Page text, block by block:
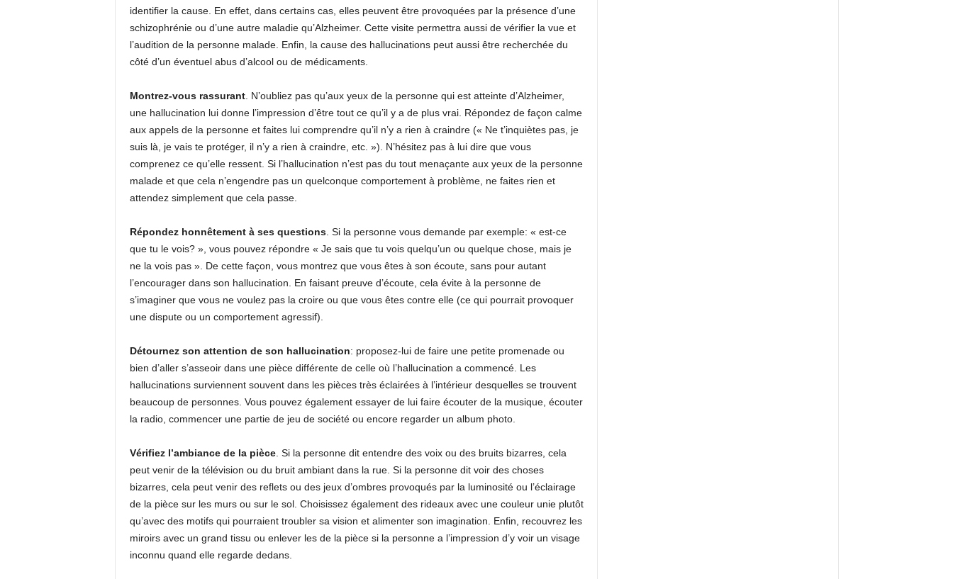
identifier la cause. En effet, dans certains cas, elles peuvent être provoquées par la présence d’une
schizophrénie ou d’une autre maladie qu’Alzheimer. Cette visite permettra aussi de vérifier la vue et
l’audition de la personne malade. Enfin, la cause des hallucinations peut aussi être recherchée du
côté d’un éventuel abus d’alcool ou de médicaments.
Montrez-vous rassurant. N’oubliez pas qu’aux yeux de la personne qui est atteinte d’Alzheimer,
une hallucination lui donne l’impression d’être tout ce qu’il y a de plus vrai. Répondez de façon calme
aux appels de la personne et faites lui comprendre qu’il n’y a rien à craindre (« Ne t’inquiètes pas, je
suis là, je vais te protéger, il n’y a rien à craindre, etc. »). N’hésitez pas à lui dire que vous
comprenez ce qu’elle ressent. Si l’hallucination n’est pas du tout menaçante aux yeux de la personne
malade et que cela n’engendre pas un quelconque comportement à problème, ne faites rien et
attendez simplement que cela passe.
Répondez honnêtement à ses questions. Si la personne vous demande par exemple: « est-ce
que tu le vois? », vous pouvez répondre « Je sais que tu vois quelqu’un ou quelque chose, mais je
ne la vois pas ». De cette façon, vous montrez que vous êtes à son écoute, sans pour autant
l’encourager dans son hallucination. En faisant preuve d’écoute, cela évite à la personne de
s’imaginer que vous ne voulez pas la croire ou que vous êtes contre elle (ce qui pourrait provoquer
une dispute ou un comportement agressif).
Détournez son attention de son hallucination: proposez-lui de faire une petite promenade ou
bien d’aller s’asseoir dans une pièce différente de celle où l’hallucination a commencé. Les
hallucinations surviennent souvent dans les pièces très éclairées à l’intérieur desquelles se trouvent
beaucoup de personnes. Vous pouvez également essayer de lui faire écouter de la musique, écouter
la radio, commencer une partie de jeu de société ou encore regarder un album photo.
Vérifiez l’ambiance de la pièce. Si la personne dit entendre des voix ou des bruits bizarres, cela
peut venir de la télévision ou du bruit ambiant dans la rue. Si la personne dit voir des choses
bizarres, cela peut venir des reflets ou des jeux d’ombres provoqués par la luminosité ou l’éclairage
de la pièce sur les murs ou sur le sol. Choisissez également des rideaux avec une couleur unie plutôt
qu’avec des motifs qui pourraient troubler sa vision et alimenter son imagination. Enfin, recouvrez les
miroirs avec un grand tissu ou enlever les de la pièce si la personne a l’impression d’y voir un visage
inconnu quand elle regarde dedans.